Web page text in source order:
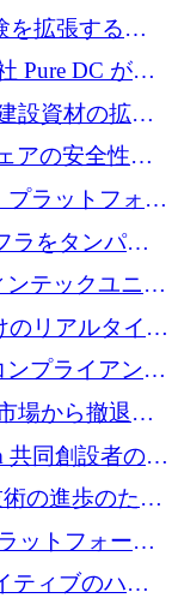
万ポンドを調
を拡張するた
Pure DC が欧
確保
設資材の拡大
アの安全性を
調達
プラットフォー
を調達
ラをタンパク
ユーロを調達
テックユニコ
リル氏
のリアルタイム
築するために
達
プライアンス
万ドルを調達
場から撤退す
ンドのプレシ
共同創設者の支
の進歩のため
ットフォーム
2,000 万ドル
ティブのハー